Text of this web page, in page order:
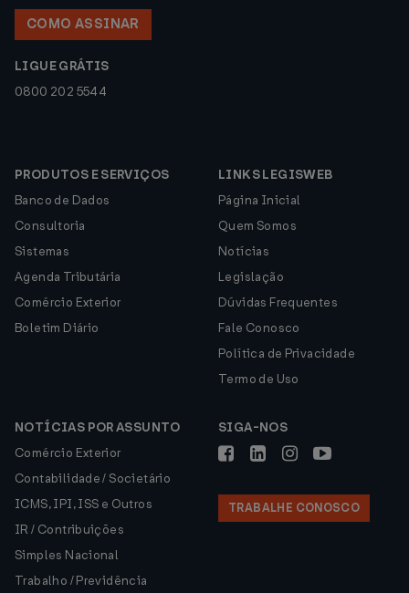
COMO ASSINAR
LIGUE GRÁTIS
0800 202 5544
PRODUTOS E SERVIÇOS
Banco de Dados
Consultoria
Sistemas
Agenda Tributária
Comércio Exterior
Boletim Diário
LINKS LEGISWEB
Página Inicial
Quem Somos
Notícias
Legislação
Dúvidas Frequentes
Fale Conosco
Política de Privacidade
Termo de Uso
NOTÍCIAS POR ASSUNTO
Comércio Exterior
Contabilidade / Societário
ICMS, IPI, ISS e Outros
IR / Contribuições
Simples Nacional
Trabalho / Previdência
SIGA-NOS
TRABALHE CONOSCO